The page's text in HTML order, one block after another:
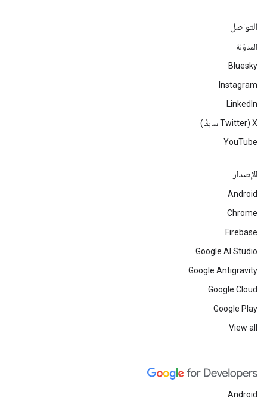
التواصل
المدوّنة
Bluesky
Instagram
LinkedIn
‫X ‏(Twitter سابقًا)
YouTube
الإصدار
Android
Chrome
Firebase
Google AI Studio
Google Antigravity
Google Cloud
Google Play
View all
Android